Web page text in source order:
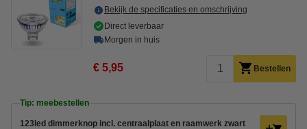
Bekijk de specificaties en omschrijving
Direct leverbaar
Morgen in huis
€ 5,95 Bestellen
Tip: meebestellen
123led dimmerknop incl. centraalplaat en raamwerk zwart